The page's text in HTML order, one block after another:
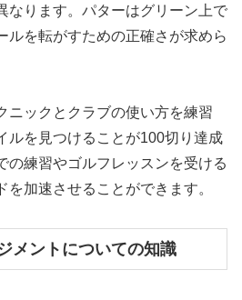
なります。パターはグリーン上で
ルを転がすための正確さが求めら
ニックとクラブの使い方を練習
ルを見つけることが100切り達成
の練習やゴルフレッスンを受ける
を加速させることができます。
メントについての知識